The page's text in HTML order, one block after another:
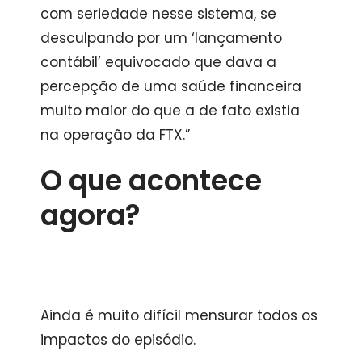
com seriedade nesse sistema, se
desculpando por um ‘lançamento
contábil’ equivocado que dava a
percepção de uma saúde financeira
muito maior do que a de fato existia
na operação da FTX.”
O que acontece
agora?
Ainda é muito difícil mensurar todos os
impactos do episódio.